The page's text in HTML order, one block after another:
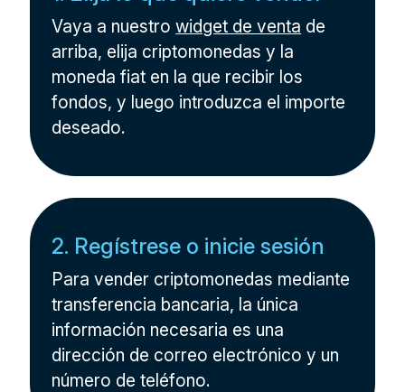
Vaya a nuestrowidget de venta de
arriba, elija criptomonedas y la
moneda fiat en la que recibir los
fondos, y luego introduzca el importe
deseado.
2. Regístrese o inicie sesión
Para vender criptomonedas mediante
transferencia bancaria, la única
información necesaria es una
dirección de correo electrónico y un
número de teléfono.